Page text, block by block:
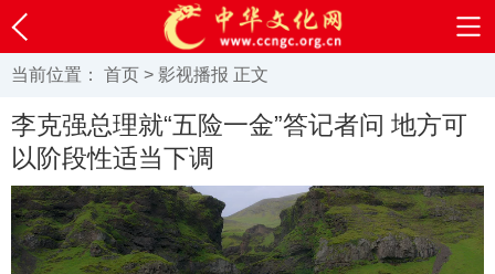
当前位置： 首页 > 影视播报 正文
李克强总理就“五险一金”答记者问 地方可
以阶段性适当下调